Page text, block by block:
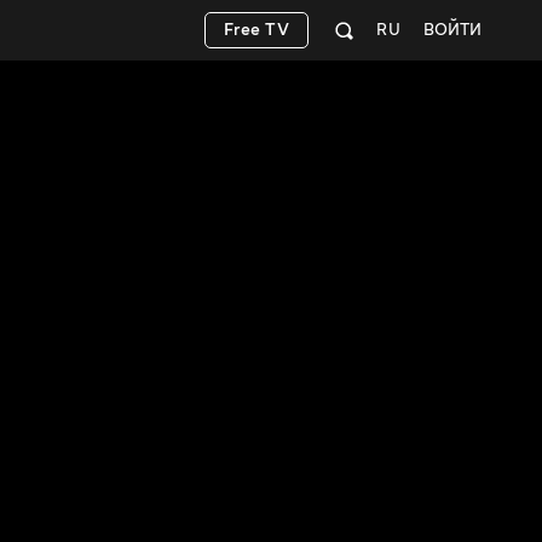
ВОЙТИ
RU
Free TV